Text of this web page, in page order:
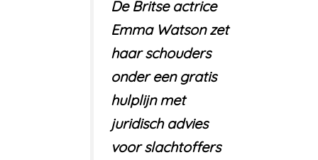
De Britse actrice
Emma Watson zet
haar schouders
onder een gratis
hulplijn met
juridisch advies
voor slachtoffers